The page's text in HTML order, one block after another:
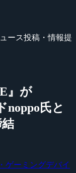
ース投稿・情報提
』が
noppo氏と
ゲーミングデバイ